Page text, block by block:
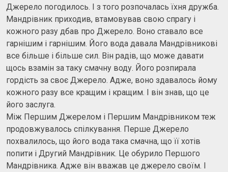
Джерело погодилось. І з того розпочалась їхня дружба.
Мандрівник приходив, втамовував свою спрагу і
кожного разу дбав про Джерело. Воно ставало все
гарнішим і гарнішим. Його вода давала Мандрівникові
все більше і більше сил. Він радів, що може давати
щось взамін за таку смачну воду. Його розпирала
гордість за своє Джерело. Адже, воно здавалось йому
кожного разу все кращим і кращим. І він знав, що це
його заслуга.
Між Першим Джерелом і Першим Мандрівником теж
продовжувалось спілкування. Перше Джерело
похвалилось, що його вода така смачна, що її хотів
попити і Другий Мандрівник. Це обурило Першого
Мандрівника. Адже він вважав це джерело своїм. І